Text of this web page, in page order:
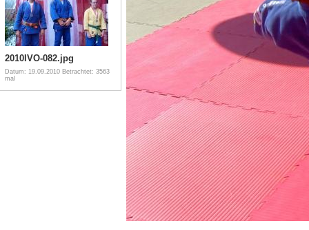
2010IVO-082.jpg
Datum: 19.09.2010 Betrachtet: 3563
mal